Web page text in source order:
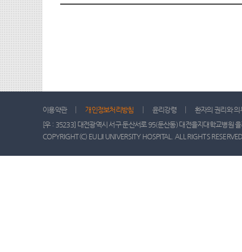
이용약관 개인정보처리방침 윤리강령 환자의 권리와 의
[우 : 35233] 대전광역시 서구 둔산서로 95(둔산동) 대전을지대학교병
COPYRIGHT(C) EULJI UNIVERSITY HOSPITAL. ALL RIGHTS RESERVED.